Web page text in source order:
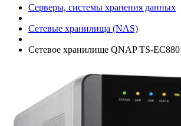
Серверы, системы хранения данных
Сетевые хранилища (NAS)
Сетевое хранилище QNAP TS-